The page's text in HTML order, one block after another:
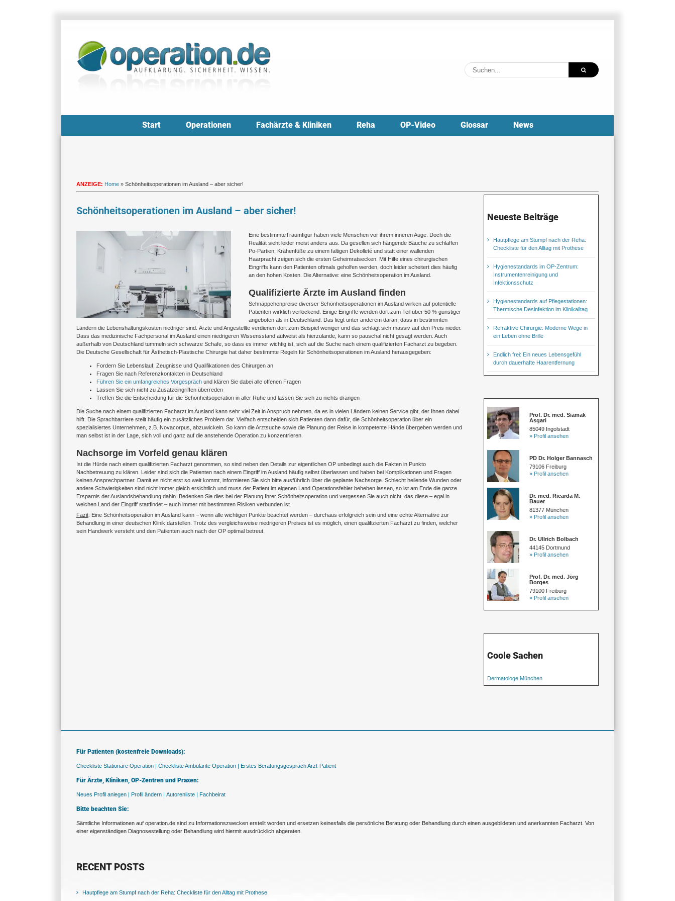
Suche
nach:
Start Operationen Fachärzte & Kliniken Reha OP-Video Glossar News
ANZEIGE: Home » Schönheitsoperationen im Ausland – aber sicher!
Schönheitsoperationen im Ausland – aber sicher!
grösseres
Eine bestimmteTraumfigur haben viele Menschen vor ihrem inneren Auge. Doch die
Realität sieht leider meist anders aus. Da gesellen sich hängende Bäuche zu schlaffen
Po-Partien, Krähenfüße zu einem faltigen Dekolleté und statt einer wallenden
Haarpracht zeigen sich die ersten Geheimratsecken. Mit Hilfe eines chirurgischen
Eingriffs kann den Patienten oftmals geholfen werden, doch leider scheitert dies häufig
an den hohen Kosten. Die Alternative: eine Schönheitsoperation im Ausland.
Qualifizierte Ärzte im Ausland finden
Schnäppchenpreise diverser Schönheitsoperationen im Ausland wirken auf potentielle
Patienten wirklich verlockend. Einige Eingriffe werden dort zum Teil über 50 % günstiger
angeboten als in Deutschland. Das liegt unter anderem daran, dass in bestimmten
Ländern die Lebenshaltungskosten niedriger sind. Ärzte und Angestellte verdienen dort zum Beispiel weniger und das schlägt sich massiv auf den Preis nieder.
Dass das medizinische Fachpersonal im Ausland einen niedrigeren Wissensstand aufweist als hierzulande, kann so pauschal nicht gesagt werden. Auch
außerhalb von Deutschland tummeln sich schwarze Schafe, so dass es immer wichtig ist, sich auf die Suche nach einem qualifizierten Facharzt zu begeben.
Die Deutsche Gesellschaft für Ästhetisch-Plastische Chirurgie hat daher bestimmte Regeln für Schönheitsoperationen im Ausland herausgegeben:
Fordern Sie Lebenslauf, Zeugnisse und Qualifikationen des Chirurgen an
Fragen Sie nach Referenzkontakten in Deutschland
Führen Sie ein umfangreiches Vorgespräch und klären Sie dabei alle offenen Fragen
Lassen Sie sich nicht zu Zusatzeingriffen überreden
Treffen Sie die Entscheidung für die Schönheitsoperation in aller Ruhe und lassen Sie sich zu nichts drängen
Die Suche nach einem qualifizierten Facharzt im Ausland kann sehr viel Zeit in Anspruch nehmen, da es in vielen Ländern keinen Service gibt, der Ihnen dabei
hilft. Die Sprachbarriere stellt häufig ein zusätzliches Problem dar. Vielfach entscheiden sich Patienten dann dafür, die Schönheitsoperation über ein
spezialisiertes Unternehmen, z.B. Novacorpus, abzuwickeln. So kann die Arztsuche sowie die Planung der Reise in kompetente Hände übergeben werden und
man selbst ist in der Lage, sich voll und ganz auf die anstehende Operation zu konzentrieren.
Nachsorge im Vorfeld genau klären
Ist die Hürde nach einem qualifizierten Facharzt genommen, so sind neben den Details zur eigentlichen OP unbedingt auch die Fakten in Punkto
Nachbetreuung zu klären. Leider sind sich die Patienten nach einem Eingriff im Ausland häufig selbst überlassen und haben bei Komplikationen und Fragen
keinen Ansprechpartner. Damit es nicht erst so weit kommt, informieren Sie sich bitte ausführlich über die geplante Nachsorge. Schlecht heilende Wunden oder
andere Schwierigkeiten sind nicht immer gleich ersichtlich und muss der Patient im eigenen Land Operationsfehler beheben lassen, so ist am Ende die ganze
Ersparnis der Auslandsbehandlung dahin. Bedenken Sie dies bei der Planung Ihrer Schönheitsoperation und vergessen Sie auch nicht, das diese – egal in
welchen Land der Eingriff stattfindet – auch immer mit bestimmten Risiken verbunden ist.
Fazit: Eine Schönheitsoperation im Ausland kann – wenn alle wichtigen Punkte beachtet werden – durchaus erfolgreich sein und eine echte Alternative zur
Behandlung in einer deutschen Klinik darstellen. Trotz des vergleichsweise niedrigeren Preises ist es möglich, einen qualifizierten Facharzt zu finden, welcher
sein Handwerk versteht und den Patienten auch nach der OP optimal betreut.
Neueste Beiträge
Hautpflege am Stumpf nach der Reha:
Checkliste für den Alltag mit Prothese
Hygienestandards im OP-Zentrum:
Instrumentenreinigung und
Infektionsschutz
Hygienestandards auf Pflegestationen:
Thermische Desinfektion im Klinikalltag
Refraktive Chirurgie: Moderne Wege in
ein Leben ohne Brille
Endlich frei: Ein neues Lebensgefühl
durch dauerhafte Haarentfernung
Prof. Dr. med. Siamak
Asgari
85049 Ingolstadt
» Profil ansehen
PD Dr. Holger Bannasch
79106 Freiburg
» Profil ansehen
Dr. med. Ricarda M.
Bauer
81377 München
» Profil ansehen
Dr. Ullrich Bolbach
44145 Dortmund
» Profil ansehen
Prof. Dr. med. Jörg
Borges
79100 Freiburg
» Profil ansehen
Coole Sachen
Dermatologe München
Für Patienten (kostenfreie Downloads):
Checkliste Stationäre Operation | Checkliste Ambulante Operation | Erstes Beratungsgespräch Arzt-Patient
Für Ärzte, Kliniken, OP-Zentren und Praxen:
Neues Profil anlegen | Profil ändern | Autorenliste | Fachbeirat
Bitte beachten Sie:
Sämtliche Informationen auf operation.de sind zu Informationszwecken erstellt worden und ersetzen keinesfalls die persönliche Beratung oder Behandlung durch einen ausgebildeten und anerkannten Facharzt. Von
einer eigenständigen Diagnosestellung oder Behandlung wird hiermit ausdrücklich abgeraten.
RECENT POSTS
Hautpflege am Stumpf nach der Reha: Checkliste für den Alltag mit Prothese